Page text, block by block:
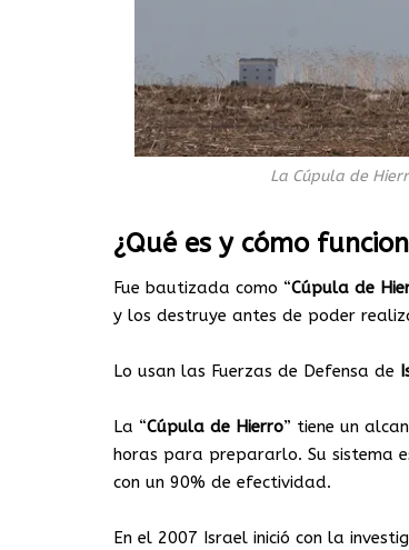
La Cúpula de
¿Qué es y cómo
Fue bautizada como “Cúpula de
y los destruye antes de poder
Lo usan las Fuerzas de Defensa de
La “Cúpula de Hierro” tiene un
horas para prepararlo. Su sistema
con un 90% de efectividad.
En el 2007 Israel inició con la